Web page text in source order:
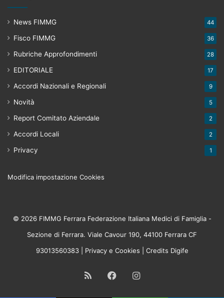
News FIMMG 44
Fisco FIMMG 36
Rubriche Approfondimenti 28
EDITORIALE 17
Accordi Nazionali e Regionali 9
Novità 5
Report Comitato Aziendale 2
Accordi Locali 2
Privacy 1
Modifica impostazione Cookies
© 2026 FIMMG Ferrara Federazione Italiana Medici di Famiglia -
Sezione di Ferrara. Viale Cavour 190, 44100 Ferrara CF
93013560383 | Privacye Cookies | Credits Digife
RSS FacebookInstagram